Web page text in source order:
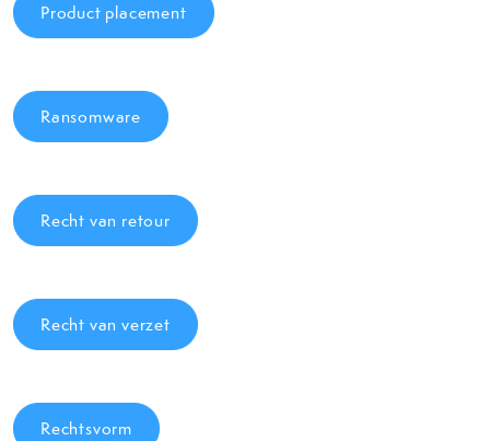
Product placement
Ransomware
Recht van retour
Recht van verzet
Rechtsvorm